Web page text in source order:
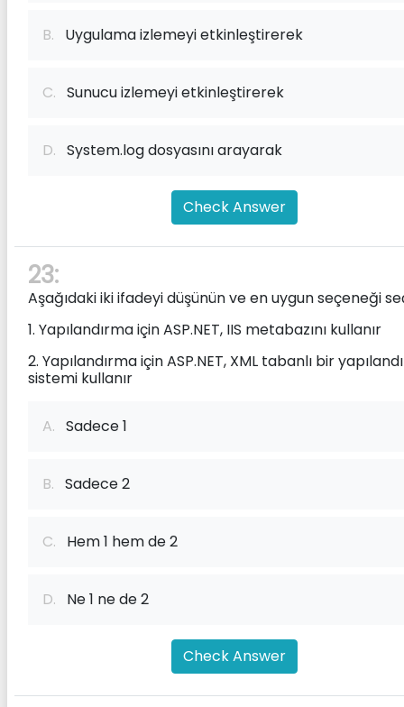
B. Uygulama izlemeyi etkinleştirerek
C. Sunucu izlemeyi etkinleştirerek
D. System.log dosyasını arayarak
Check Answer
23:
Aşağıdaki iki ifadeyi düşünün ve en uygun seçeneği
1. Yapılandırma için ASP.NET, IIS metabazını kullanır
2. Yapılandırma için ASP.NET, XML tabanlı bir
sistemi kullanır
A. Sadece 1
B. Sadece 2
C. Hem 1 hem de 2
D. Ne 1 ne de 2
Check Answer